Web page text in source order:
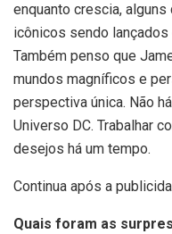
enquanto crescia,
icônicos sendo
Também penso que
mundos magníficos e
perspectiva única. Não
Universo DC. Trabalhar
desejos há um tempo.
Continua após a
Quais foram as